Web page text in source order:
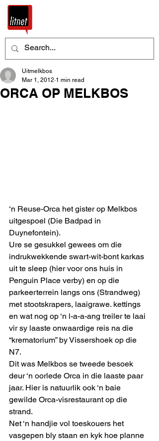
ORCA OP MELKBOS
Uitmelkbos
Mar 1, 2012 1 min read
‘n Reuse-Orca het gister op Melkbos
uitgespoel (Die Badpad in
Duynefontein).
Ure se gesukkel gewees om die
indrukwekkende swart-wit-bont karkas
uit te sleep (hier voor ons huis in
Penguin Place verby) en op die
parkeerterrein langs ons (Strandweg)
met stootskrapers, laaigrawe. kettings
en wat nog op ‘n l-a-a-ang treiler te laai
vir sy laaste onwaardige reis na die
“krematorium” by Vissershoek op die
N7.
Dit was Melkbos se tweede besoek
deur ‘n oorlede Orca in die laaste paar
jaar. Hier is natuurlik ook ‘n baie
gewilde Orca-visrestaurant op die
strand.
Net ‘n handjie vol toeskouers het
vasgepen bly staan en kyk hoe planne